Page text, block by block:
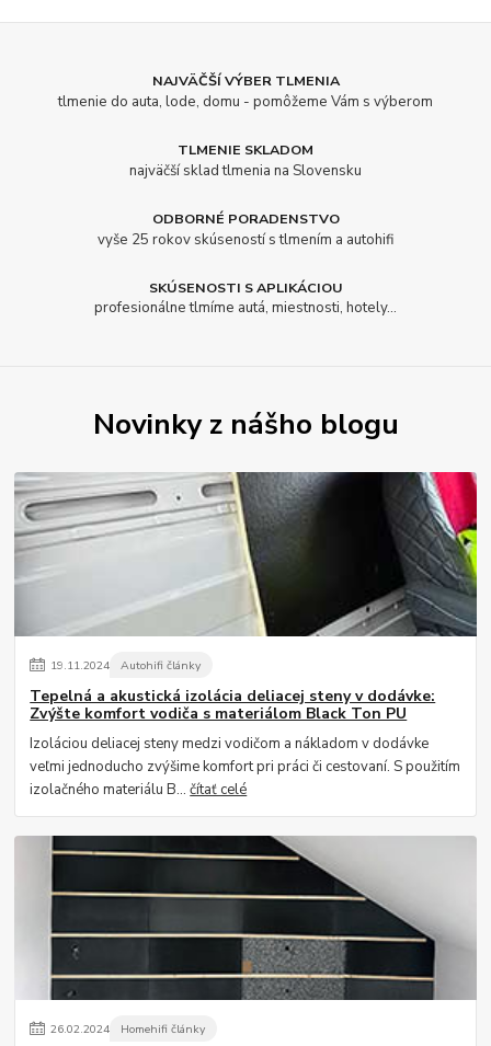
NAJVÄČŠÍ VÝBER TLMENIA
tlmenie do auta, lode, domu - pomôžeme Vám s výberom
TLMENIE SKLADOM
najväčší sklad tlmenia na Slovensku
ODBORNÉ PORADENSTVO
vyše 25 rokov skúseností s tlmením a autohifi
SKÚSENOSTI S APLIKÁCIOU
profesionálne tlmíme autá, miestnosti, hotely...
Novinky z nášho blogu
19.11.2024 Autohifi články
Tepelná a akustická izolácia deliacej steny v dodávke:
Zvýšte komfort vodiča s materiálom Black Ton PU
Izoláciou deliacej steny medzi vodičom a nákladom v dodávke
veľmi jednoducho zvýšime komfort pri práci či cestovaní. S použitím
izolačného materiálu B...čítať celé
26.02.2024 Homehifi články